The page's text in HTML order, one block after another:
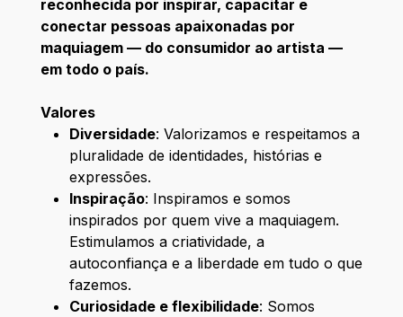
reconhecida por inspirar, capacitar e
conectar pessoas apaixonadas por
maquiagem — do consumidor ao artista —
em todo o país.
Valores
Diversidade: Valorizamos e respeitamos a
pluralidade de identidades, histórias e
expressões.
Inspiração: Inspiramos e somos
inspirados por quem vive a maquiagem.
Estimulamos a criatividade, a
autoconfiança e a liberdade em tudo o que
fazemos.
Curiosidade e flexibilidade: Somos